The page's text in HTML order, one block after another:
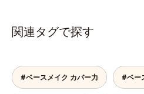
焼け止めです。 紫外線、近赤外
線、大気汚染物質(*2)を含むダメー
む絶妙な色設計で、白浮きなしの明
るい自然なつや肌に。さらに超軽量
関連タグで探す
#ベースメイク カバー力 #ベー